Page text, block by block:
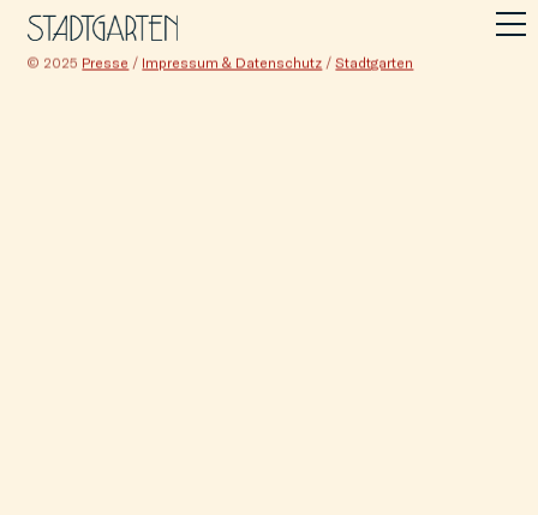
© 2025 Presse / Impressum & Datenschutz /Stadtgarten